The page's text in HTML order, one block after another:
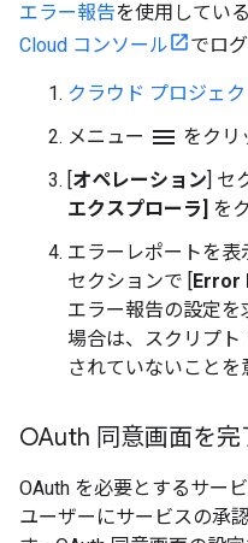
エラー報告を使用してい
Cloud コンソール
でロ
クラウド プロジェ
メニュー menu をクリ
[オペレーション] セ
エクスプローラ] を
エラーレポートを表
セクションで [Error
エラー報告の設定
場合は、スクリプト
されていないことを
OAuth 同意画面を完
OAuth を必要とするサー
ユーザーにサービスの承